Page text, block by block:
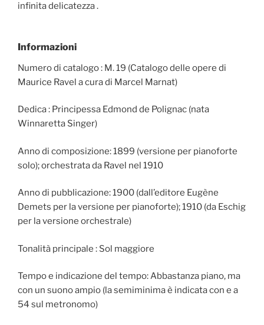
infinita delicatezza .
Informazioni
Numero di catalogo : M. 19 (Catalogo delle opere di
Maurice Ravel a cura di Marcel Marnat)
Dedica : Principessa Edmond de Polignac (nata
Winnaretta Singer)
Anno di composizione: 1899 (versione per pianoforte
solo); orchestrata da Ravel nel 1910
Anno di pubblicazione: 1900 (dall’editore Eugène
Demets per la versione per pianoforte); 1910 (da Eschig
per la versione orchestrale)
Tonalità principale : Sol maggiore
Tempo e indicazione del tempo: Abbastanza piano, ma
con un suono ampio (la semiminima è indicata con e a
54 sul metronomo)